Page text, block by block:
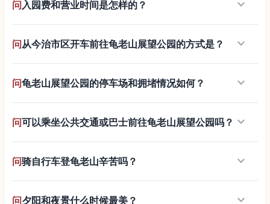
问入园费和营业时间是怎样的？ keyboard_arrow_down
问从今治市区开车前往龟老山展望公园的方式是？ keyboard_arrow_down
问龟老山展望公园的停车场和拥堵情况如何？ keyboard_arrow_down
问可以乘坐公共交通或巴士前往龟老山展望公园吗？ keyboard_arrow_down
问骑自行车登龟老山辛苦吗？ keyboard_arrow_down
问夕阳和夜景什么时候最美？